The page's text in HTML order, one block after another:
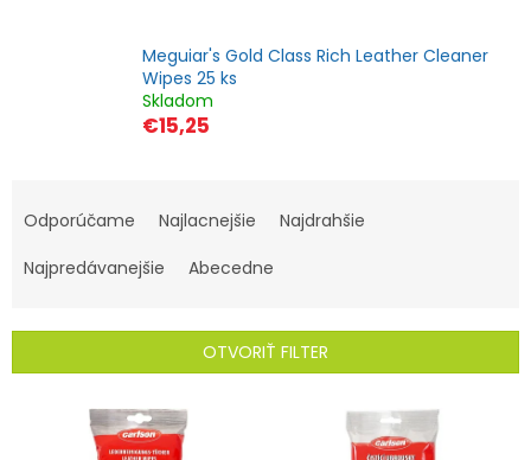
Meguiar's Gold Class Rich Leather Cleaner
Wipes 25 ks
Skladom
€15,25
a
d
n
Odporúčame Najlacnejšie
Najdrahšie
Najpredávanejšie
Abecedne
OTVORIŤ FILTER